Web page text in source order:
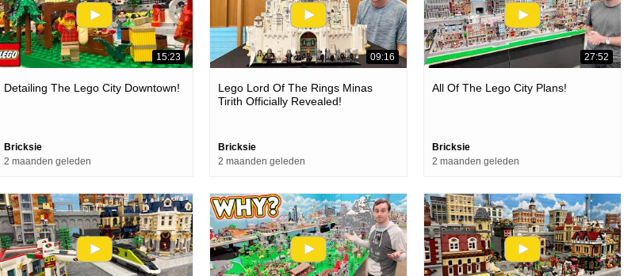
15:23
Detailing The Lego City Downtown!
Bricksie
2 maanden geleden
09:16
Lego Lord Of The Rings Minas
Tirith Officially Revealed!
Bricksie
2 maanden geleden
27:52
All Of The Lego City Plans!
Bricksie
2 maanden geleden